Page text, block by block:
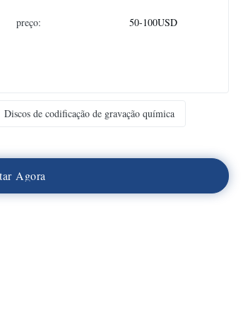
preço: 50-100USD
Discos de codificação de gravação química
tar Agora